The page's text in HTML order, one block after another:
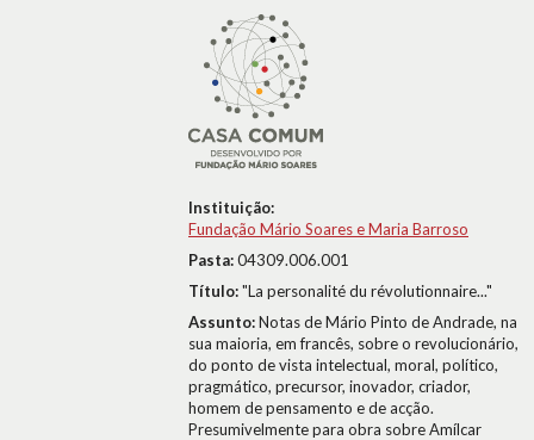
Instituição:
Fundação Mário Soares e Maria Barroso
Pasta:04309.006.001
Título:"La personalité du révolutionnaire..."
Assunto:Notas de Mário Pinto de Andrade, na
sua maioria, em francês, sobre o revolucionário,
do ponto de vista intelectual, moral, político,
pragmático, precursor, inovador, criador,
homem de pensamento e de acção.
Presumivelmente para obra sobre Amílcar